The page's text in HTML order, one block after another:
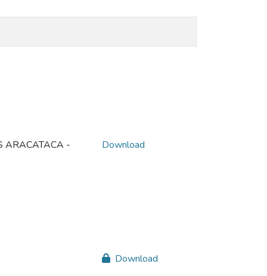
ARACATACA -
Download
Download